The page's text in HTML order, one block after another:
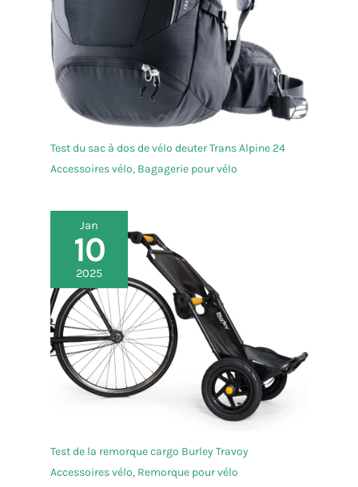
Test du sac à dos de vélo deuter Trans Alpine 24
Accessoires vélo, Bagagerie pour vélo
Jan
10
2025
Test de la remorque cargo Burley Travoy
Accessoires vélo, Remorque pour vélo